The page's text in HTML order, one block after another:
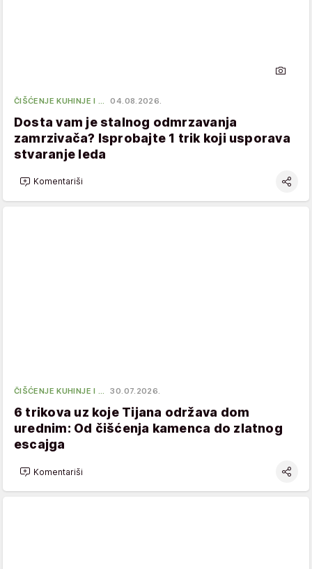
ČIŠĆENJE KUHINJE I … 04.08.2026.
Dosta vam je stalnog odmrzavanja
zamrzivača? Isprobajte 1 trik koji usporava
stvaranje leda
Komentariši
ČIŠĆENJE KUHINJE I … 30.07.2026.
6 trikova uz koje Tijana održava dom
urednim: Od čišćenja kamenca do zlatnog
escajga
Komentariši